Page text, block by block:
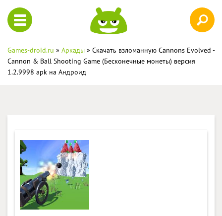
Games-droid.ru » Аркады » Скачать взломанную Cannons Evolved -
Cannon & Ball Shooting Game (Бесконечные монеты) версия
1.2.9998 apk на Андроид